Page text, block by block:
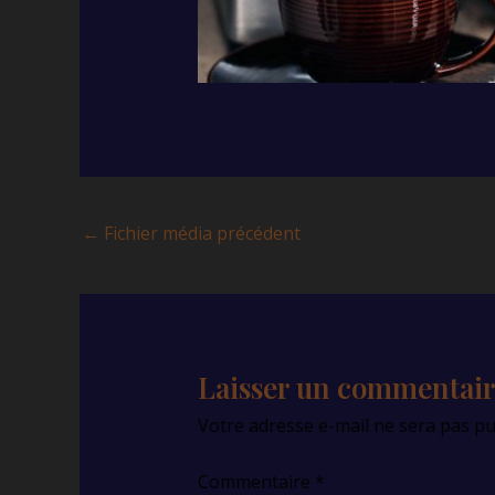
← Fichier média précédent
Laisser un
Votre adresse e-mail ne sera pas
Commentaire *